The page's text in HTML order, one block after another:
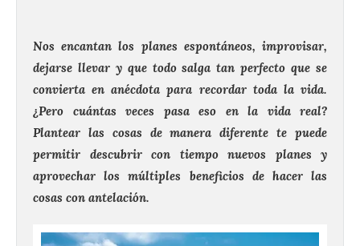
Nos encantan los planes espontáneos, improvisar,
dejarse llevar y que todo salga tan perfecto que se
convierta en anécdota para recordar toda la vida.
¿Pero cuántas veces pasa eso en la vida real?
Plantear las cosas de manera diferente te puede
permitir descubrir con tiempo nuevos planes y
aprovechar los múltiples beneficios de hacer las
cosas con antelación.